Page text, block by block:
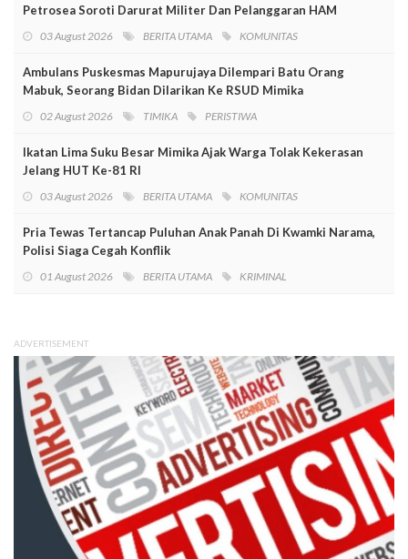
Petrosea Soroti Darurat Militer Dan Pelanggaran HAM
03 August 2026 BERITA UTAMA KOMUNITAS
Ambulans Puskesmas Mapurujaya Dilempari Batu Orang
Mabuk, Seorang Bidan Dilarikan Ke RSUD Mimika
02 August 2026 TIMIKA PERISTIWA
Ikatan Lima Suku Besar Mimika Ajak Warga Tolak Kekerasan
Jelang HUT Ke-81 RI
03 August 2026 BERITA UTAMA KOMUNITAS
Pria Tewas Tertancap Puluhan Anak Panah Di Kwamki Narama,
Polisi Siaga Cegah Konflik
01 August 2026 BERITA UTAMA KRIMINAL
ADVERTISEMENT